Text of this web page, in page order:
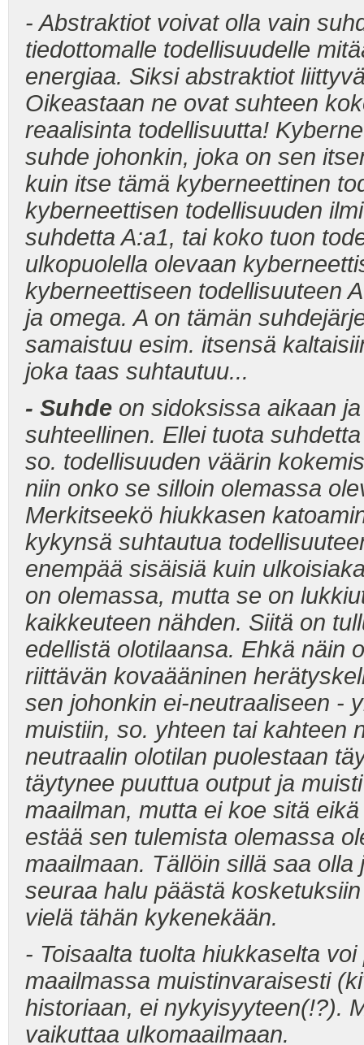
- Abstraktiot voivat olla vain
tiedottomalle todellisuudelle
energiaa. Siksi abstraktiot
Oikeastaan ne ovat suhteen
reaalisinta todellisuutta!
suhde johonkin, joka on sen
kuin itse tämä kyberneettinen
kyberneettisen todellisuuden
suhdetta A:a1, tai koko tuon
ulkopuolella olevaan
kyberneettiseen todellisuuteen
ja omega. A on tämän
samaistuu esim. itsensä
joka taas suhtautuu...
- Suhde on sidoksissa aikaan
suhteellinen. Ellei tuota
so. todellisuuden väärin
niin onko se silloin olemassa
Merkitseekö hiukkasen
kykynsä suhtautua
enempää sisäisiä kuin
on olemassa, mutta se on
kaikkeuteen nähden. Siitä on
edellistä olotilaansa. Ehkä näin
riittävän kovaääninen
sen johonkin ei-neutraaliseen -
muistiin, so. yhteen tai kahteen
neutraalin olotilan puolestaan
täytynee puuttua output ja
maailman, mutta ei koe sitä
estää sen tulemista olemassa
maailmaan. Tällöin sillä saa
seuraa halu päästä
vielä tähän kykenekään.
- Toisaalta tuolta hiukkaselta
maailmassa muistinvaraisesti
historiaan, ei nykyisyyteen(!?).
vaikuttaa ulkomaailmaan.